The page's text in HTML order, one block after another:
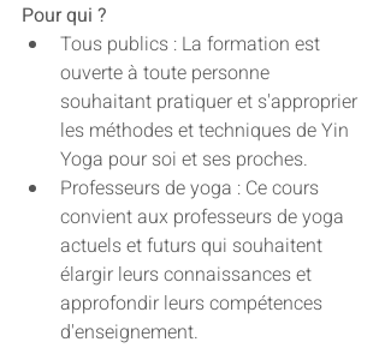
Pour qui ?
Tous publics : La formation est
ouverte à toute personne
souhaitant pratiquer et s'approprier
les méthodes et techniques de Yin
Yoga pour soi et ses proches.
Professeurs de yoga : Ce cours
convient aux professeurs de yoga
actuels et futurs qui souhaitent
élargir leurs connaissances et
approfondir leurs compétences
d'enseignement.